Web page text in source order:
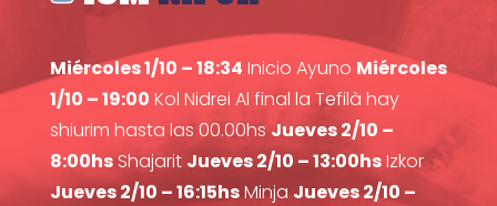
Miércoles 1/10 – 18:34 Inicio Ayuno Miércoles
1/10 – 19:00 Kol Nidrei Al final la Tefilà hay
shiurim hasta las 00.00hsJueves 2/10 –
8:00hsShajarit Jueves 2/10 – 13:00hsIzkor
Jueves 2/10 – 16:15hsMinja Jueves 2/10 –